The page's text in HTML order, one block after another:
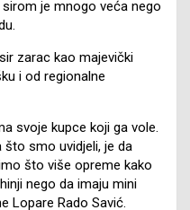
je mnogo veća nego
zarac kao majevički
i od regionalne
svoje kupce koji ga vole.
smo uvidjeli, je da
što više opreme kako
nego da imaju mini
Lopare Rado Savić.